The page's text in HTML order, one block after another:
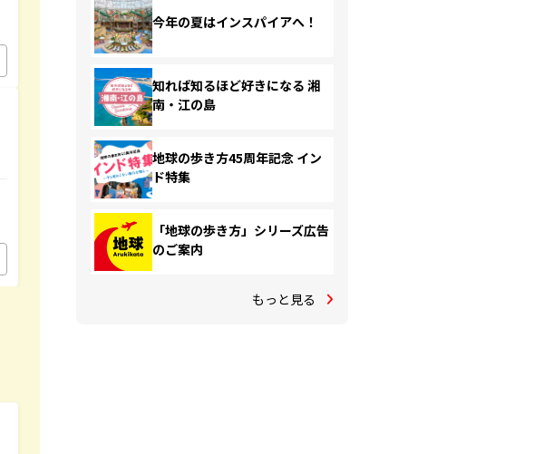
今年の夏はインスパイアへ！
知れば知るほど好きになる 湘
南・江の島
地球の歩き方45周年記念 イン
ド特集
「地球の歩き方」シリーズ広告
のご案内
もっと見る